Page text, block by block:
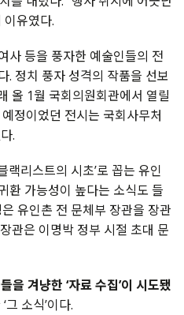
이유였다.
사 등을 풍자한 예술인들의 전
. 정치 풍자 성격의 작품을 선보
올 1월 국회의원회관에서 열릴
정이었던 전시는 국회사무처
.
랙리스트의 시초’로 꼽는 유인
환 가능성이 높다는 소식도 들
유인촌 전 문체부 장관을 장관
관은 이명박 정부 시절 초대 문
을 겨냥한 ‘자료 수집’이 시도됐
소식’이다.